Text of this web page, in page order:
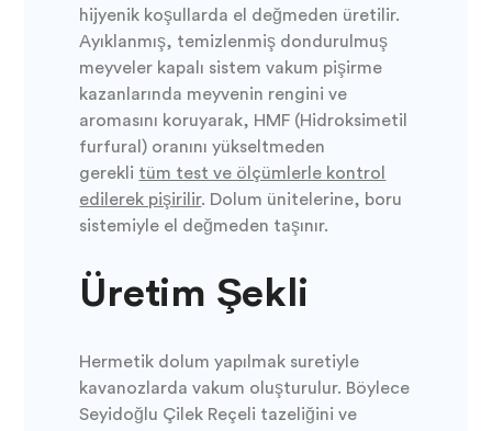
hijyenik koşullarda el değmeden üretilir.
Ayıklanmış, temizlenmiş dondurulmuş
meyveler kapalı sistem vakum pişirme
kazanlarında meyvenin rengini ve
aromasını koruyarak, HMF (Hidroksimetil
furfural) oranını yükseltmeden
gerekli tüm test ve ölçümlerle kontrol
edilerek pişirilir. Dolum ünitelerine, boru
sistemiyle el değmeden taşınır.
Üretim Şekli
Hermetik dolum yapılmak suretiyle
kavanozlarda vakum oluşturulur. Böylece
Seyidoğlu Çilek Reçeli tazeliğini ve